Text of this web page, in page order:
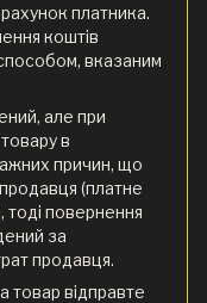
платника.
коштів
вказаним
але при
в
причин, що
(платне
тоді повернення
за
продавця.
товар відправте